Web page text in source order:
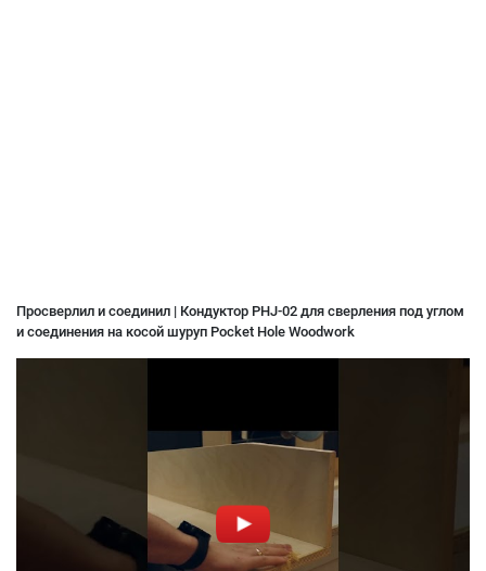
Просверлил и соединил | Кондуктор PHJ-02 для сверления под углом
и соединения на косой шуруп Pocket Hole Woodwork